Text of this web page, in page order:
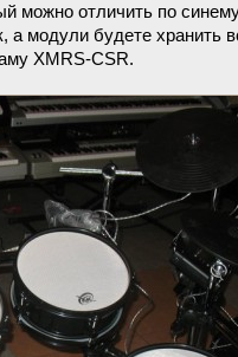
можно отличить по
а модули будете хранить
XMRS-CSR.